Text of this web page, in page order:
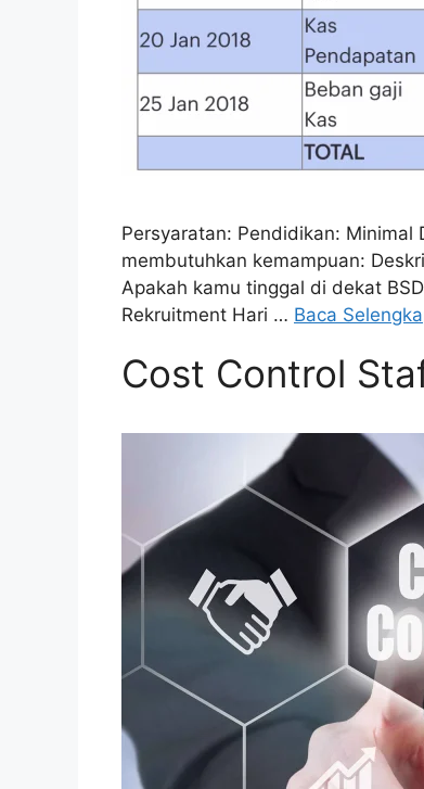
Persyaratan: Pendidikan: Minimal
membutuhkan kemampuan:
Apakah kamu tinggal di dekat
Rekruitment Hari … Baca
Cost Control